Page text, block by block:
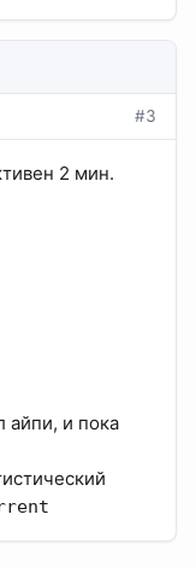
#3
2 мин.
айпи, и пока